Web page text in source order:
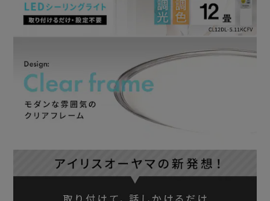
【メモリ点灯】
お好みのあかりを記憶して再点灯できます。
【LEDのいいところ】
・長寿命約40000時間（※）、一度設置したら約10年間取替
え不要
※寿命は光束が70％まで低下するまでの時間です。表示は
設計寿命であり、製品の寿命を保証するものではありませ
・虫が寄りつきにくい
・色がより自然に見える演色性Ra85